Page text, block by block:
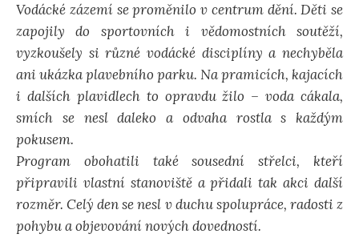
Vodácké zázemí se proměnilo v centrum dění. Děti se
zapojily do sportovních i vědomostních soutěží,
vyzkoušely si různé vodácké disciplíny a nechyběla
ani ukázka plavebního parku. Na pramicích, kajacích
i dalších plavidlech to opravdu žilo – voda cákala,
smích se nesl daleko a odvaha rostla s každým
pokusem.
Program obohatili také sousední střelci, kteří
připravili vlastní stanoviště a přidali tak akci další
rozměr. Celý den se nesl v duchu spolupráce, radosti z
pohybu a objevování nových dovedností.